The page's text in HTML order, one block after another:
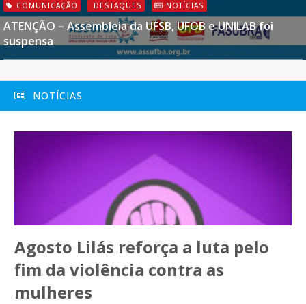
COMUNICAÇÃO DESTAQUES NOTÍCIAS
ATENÇÃO – Assembleia da UFSB, UFOB e UNILAB foi
suspensa
NOTÍCIAS
Agosto Lilás reforça a luta pelo
fim da violência contra as
mulheres